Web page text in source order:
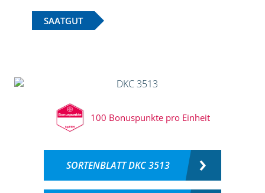
SAATGUT
100 Bonuspunkte pro Einheit
SORTENBLATT DKC 3513